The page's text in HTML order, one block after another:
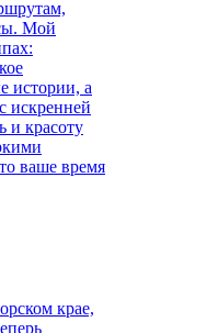
Мой
истории, а
искренней
и красоту
ваше время
крае,